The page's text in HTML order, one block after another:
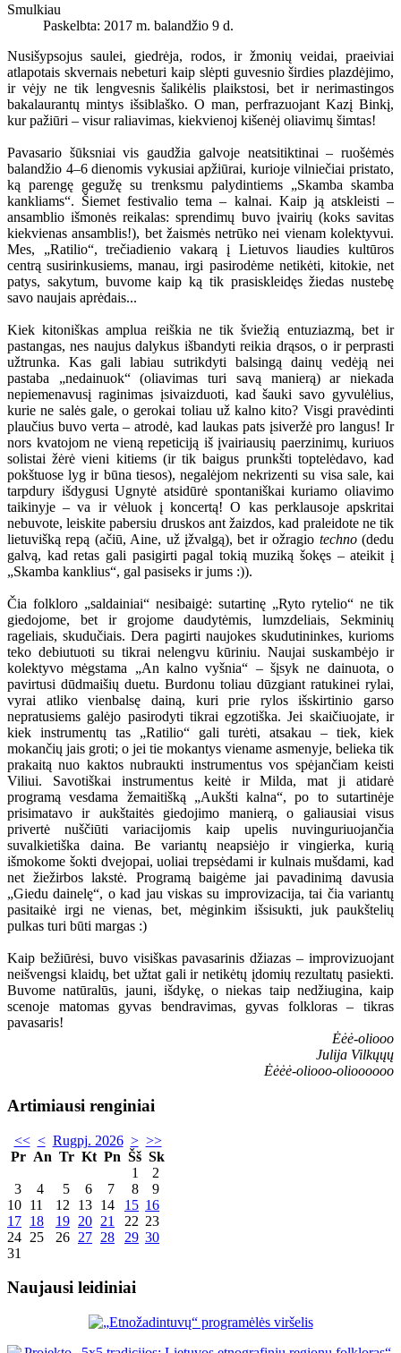
Smulkiau
Paskelbta: 2017 m. balandžio 9 d.
Nusišypsojus saulei, giedrėja, rodos, ir žmonių veidai, praeiviai
atlapotais skvernais nebeturi kaip slėpti guvesnio širdies plazdėjimo,
ir vėjy ne tik lengvesnis šalikėlis plaikstosi, bet ir nerimastingos
bakalaurantų mintys išsiblaško. O man, perfrazuojant Kazį Binkį,
kur pažiūri – visur raliavimas, kiekvienoj kišenėj oliavimų šimtas!
Pavasario šūksniai vis gaudžia galvoje neatsitiktinai – ruošėmės
balandžio 4–6 dienomis vykusiai apžiūrai, kurioje vilniečiai pristato,
ką parengę gegužę su trenksmu palydintiems „Skamba skamba
kankliams“. Šiemet festivalio tema – kalnai. Kaip ją atskleisti –
ansamblio išmonės reikalas: sprendimų buvo įvairių (koks savitas
kiekvienas ansamblis!), bet žaismės netrūko nei vienam kolektyvui.
Mes, „Ratilio“, trečiadienio vakarą į Lietuvos liaudies kultūros
centrą susirinkusiems, manau, irgi pasirodėme netikėti, kitokie, net
patys, sakytum, buvome kaip ką tik prasiskleidęs žiedas nustebę
savo naujais aprėdais...
Kiek kitoniškas amplua reiškia ne tik šviežią entuziazmą, bet ir
pastangas, nes naujus dalykus išbandyti reikia drąsos, o ir perprasti
užtrunka. Kas gali labiau sutrikdyti balsingą dainų vedėją nei
pastaba „nedainuok“ (oliavimas turi savą manierą) ar niekada
nepiemenavusį raginimas įsivaizduoti, kad šauki savo gyvulėlius,
kurie ne salės gale, o gerokai toliau už kalno kito? Visgi pravėdinti
plaučius buvo verta – atrodė, kad laukas pats įsiveržė pro langus! Ir
nors kvatojom ne vieną repeticiją iš įvairiausių paerzinimų, kuriuos
solistai žėrė vieni kitiems (ir tik baigus prunkšti toptelėdavo, kad
pokštuose lyg ir būna tiesos), negalėjom nekrizenti su visa sale, kai
tarpdury išdygusi Ugnytė atsidūrė spontaniškai kuriamo oliavimo
taikinyje – va ir vėluok į koncertą! O kas perklausoje apskritai
nebuvote, leiskite pabersiu druskos ant žaizdos, kad praleidote ne tik
lietuvišką repą (ačiū, Aine, už įžvalgą), bet ir ožragio techno(dedu
galvą, kad retas gali pasigirti pagal tokią muziką šokęs – ateikit į
„Skamba kanklius“, gal pasiseks ir jums :)).
Čia folkloro „saldainiai“ nesibaigė: sutartinę „Ryto rytelio“ ne tik
giedojome, bet ir grojome daudytėmis, lumzdeliais, Sekminių
rageliais, skudučiais. Dera pagirti naujokes skudutininkes, kurioms
teko debiutuoti su tikrai nelengvu kūriniu. Naujai suskambėjo ir
kolektyvo mėgstama „An kalno vyšnia“ – šįsyk ne dainuota, o
pavirtusi dūdmaišių duetu. Burdonu toliau dūzgiant ratukinei rylai,
vyrai atliko vienbalsę dainą, kuri prie rylos išskirtinio garso
nepratusiems galėjo pasirodyti tikrai egzotiška. Jei skaičiuojate, ir
kiek instrumentų tas „Ratilio“ gali turėti, atsakau – tiek, kiek
mokančių jais groti; o jei tie mokantys viename asmenyje, belieka tik
prakaitą nuo kaktos nubraukti instrumentus vos spėjančiam keisti
Viliui. Savotiškai instrumentus keitė ir Milda, mat ji atidarė
programą vesdama žemaitišką „Aukšti kalna“, po to sutartinėje
prisimatavo ir aukštaitės giedojimo manierą, o galiausiai visus
privertė nuščiūti variacijomis kaip upelis nuvinguriuojančia
suvalkietiška daina. Be variantų neapsiėjo ir vingierka, kurią
išmokome šokti dvejopai, uoliai trepsėdami ir kulnais mušdami, kad
net žiežirbos lakstė. Programą baigėme jai pavadinimą davusia
„Giedu dainelę“, o kad jau viskas su improvizacija, tai čia variantų
pasitaikė irgi ne vienas, bet, mėginkim išsisukti, juk paukštelių
pulkas turi būti margas :)
Kaip bežiūrėsi, buvo visiškas pavasarinis džiazas – improvizuojant
neišvengsi klaidų, bet užtat gali ir netikėtų įdomių rezultatų pasiekti.
Buvome natūralūs, jauni, išdykę, o niekas taip nedžiugina, kaip
scenoje matomas gyvas bendravimas, gyvas folkloras – tikras
pavasaris!
Ėėė-oliooo
Julija Vilkųųų
Ėėėė-oliooo-olioooooo
Artimiausi renginiai
<< < Rugpj. 2026 > >>
Pr An Tr Kt Pn Šš Sk
1
2
3
4 5 6 7 8
9
10 11 12 13 14 15 16
17 18 19 20 21 22 23
24 25 26 27 28 29 30
31
Naujausi leidiniai